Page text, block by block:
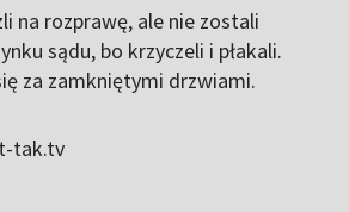
na rozprawę, ale nie zostali
sądu, bo krzyczeli i płakali.
za zamkniętymi drzwiami.
tak.tv